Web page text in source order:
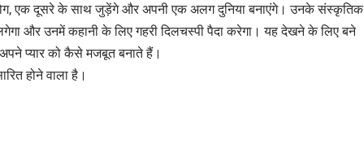
एक दूसरे के साथ जुड़ेंगे और अपनी एक अलग दुनिया बनाएंगे। उनके संस्कृतिक
और उनमें कहानी के लिए गहरी दिलचस्पी पैदा करेगा। यह देखने के लिए बने
प्यार को कैसे मजबूत बनाते हैं।
होने वाला है।